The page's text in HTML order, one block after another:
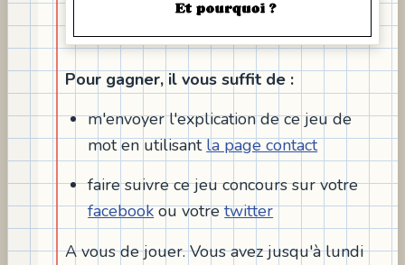
Pour gagner, il vous suffit de :
m'envoyer l'explication de ce jeu de
mot en utilisantla page contact
faire suivre ce jeu concours sur votre
facebookou votretwitter
A vous de jouer. Vous avez jusqu'à lundi